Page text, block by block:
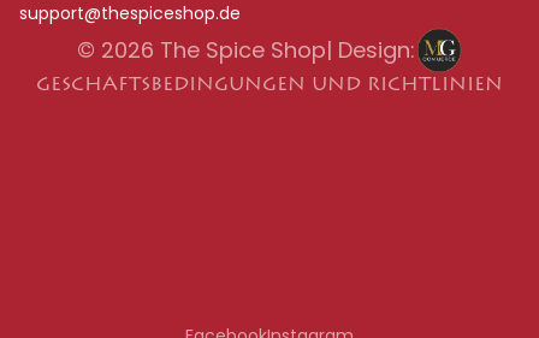
support@thespiceshop.de
© 2026 The Spice Shop| Design:
GESCHÄFTSBEDINGUNGEN UND RICHTLINIEN